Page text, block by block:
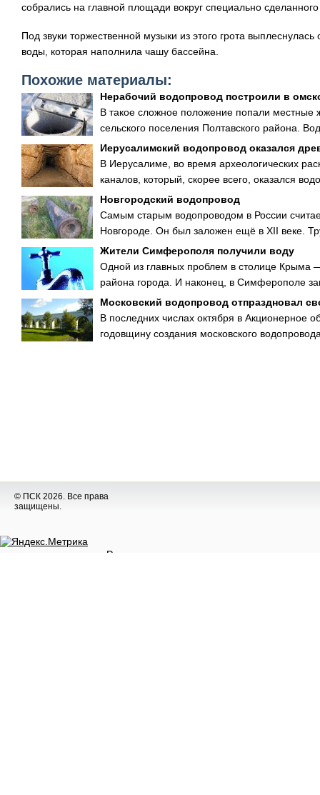
собрались на главной площади вокруг специально
Под звуки торжественной музыки из этого грота
воды, которая наполнила чашу бассейна.
Похожие материалы:
Нерабочий водопровод построили в
В такое сложное положение попали местные
сельского поселения Полтавского района.
Иерусалимский водопровод оказался
В Иерусалиме, во время археологических
каналов, который, скорее всего, оказался
Новгородский водопровод
Самым старым водопроводом в России
Новгороде. Он был заложен ещё в XII веке.
Жители Симферополя получили воду
Одной из главных проблем в столице Крыма
района города. И наконец, в Симферополе
Московский водопровод отпраздновал
В последних числах октября в Акционерное
годовщину создания московского
© ПСК 2026. Все права
защищены.
Разное